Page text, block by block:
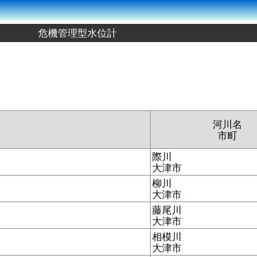
危機管理型水位計
河川名
市町
際川
大津市
柳川
大津市
藤尾川
大津市
相模川
大津市